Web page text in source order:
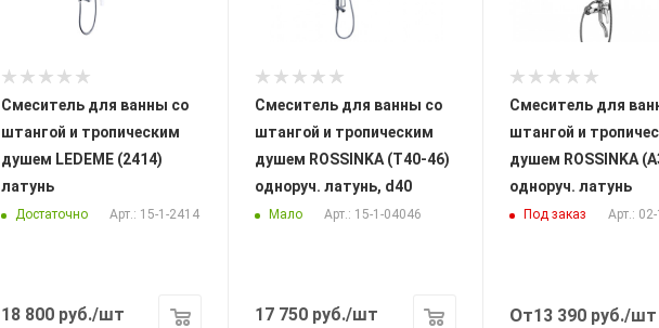
Смеситель для ванны со
штангой и тропическим
душем LEDEME (2414)
латунь
Достаточно Арт.: 15-1-2414
18 800руб./шт
Смеситель для ванны со
штангой и тропическим
душем ROSSINKA (T40-46)
одноруч. латунь, d40
Мало Арт.: 15-1-04046
17 750 руб./шт
Смеситель для
штангой и
душем ROSSINKA
одноруч. латунь
Под заказ Арт.:
От13 390руб./шт